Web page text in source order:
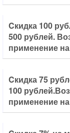
Cкидка 100
500 рублей.
применение
Cкидка 75
100
применение